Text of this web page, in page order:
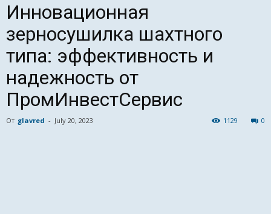
Инновационная
зерносушилка шахтного
типа: эффективность и
надежность от
ПромИнвестСервис
От glavred - July 20, 2023 0
1129